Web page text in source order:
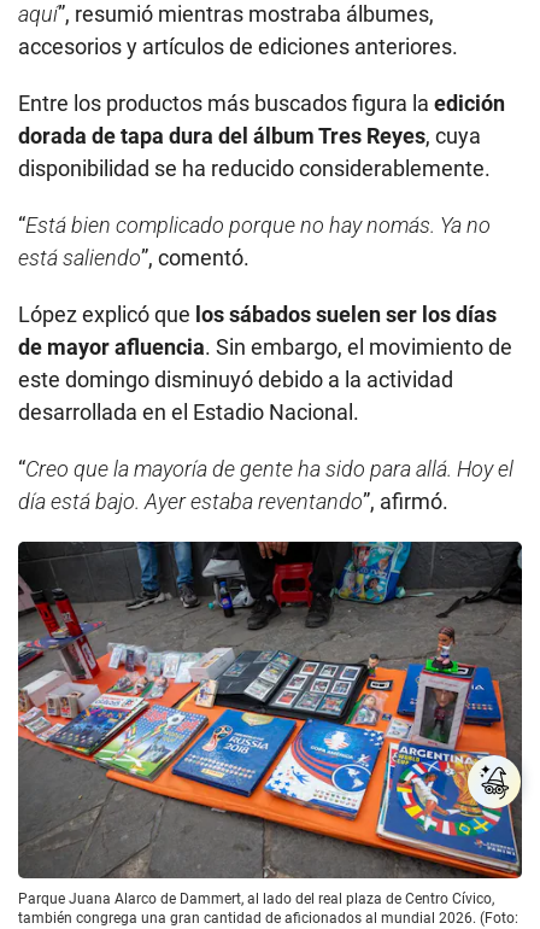
aquí”, resumió mientras mostraba álbumes,
accesorios y artículos de ediciones anteriores.
Entre los productos más buscados figura la edición
dorada de tapa dura del álbum Tres Reyes, cuya
disponibilidad se ha reducido considerablemente.
“Está bien complicado porque no hay nomás. Ya no
está saliendo”, comentó.
López explicó que los sábados suelen ser los días
de mayor afluencia. Sin embargo, el movimiento de
este domingo disminuyó debido a la actividad
desarrollada en el Estadio Nacional.
“Creo que la mayoría de gente ha sido para allá. Hoy el
día está bajo. Ayer estaba reventando”, afirmó.
Parque Juana Alarco de Dammert, al lado del real plaza de Centro Cívico,
también congrega una gran cantidad de aficionados al mundial 2026. (Foto: